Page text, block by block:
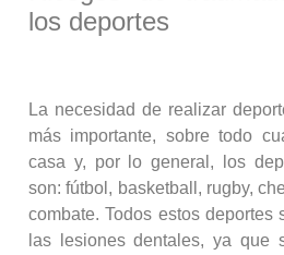
los deportes
La necesidad de realizar
más importante, sobre todo
casa y, por lo general, los
son: fútbol, basketball, rugby,
combate. Todos estos deportes
las lesiones dentales, ya que